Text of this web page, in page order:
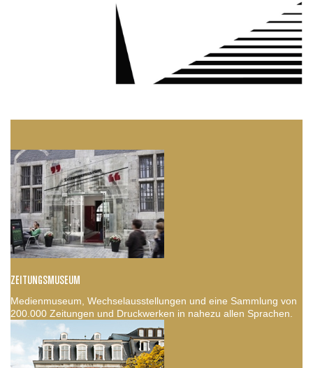
ZEITUNGSMUSEUM
Medienmuseum, Wechselausstellungen und eine Sammlung von
200.000 Zeitungen und Druckwerken in nahezu allen Sprachen.